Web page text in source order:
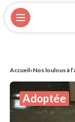
Accueil»Nos loulous à
Adoptée